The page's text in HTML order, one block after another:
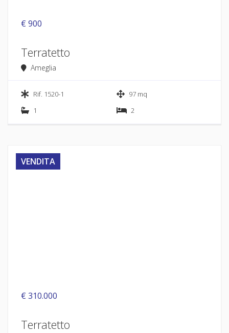
€ 900
Terratetto
Ameglia
Rif. 1520-1
97 mq
1
2
VENDITA
€ 310.000
Terratetto